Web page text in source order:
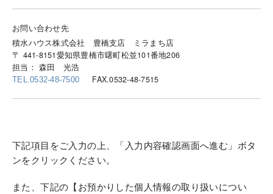
お問い合わせ先
積水ハウス株式会社 豊橋支店 ミラまち店
〒 441-8151愛知県豊橋市曙町松並101番地206
担当： 森田 光浩
TEL.0532-48-7500 FAX.0532-48-7515
下記項目をご入力の上、「入力内容確認画面へ進む」ボタ
ンをクリックください。
また、下記の【お預かりした個人情報の取り扱いについ